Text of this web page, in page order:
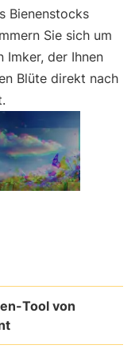
Bienenstocks
Sie sich um
Imker, der Ihnen
Blüte direkt nach
Tool von